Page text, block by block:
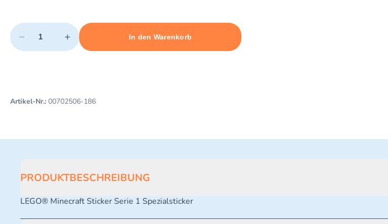
Quantity
− +
Minimum quantity: 1 Maximum quantity: 3
In den Warenkorb
Add 1 item to cart
Artikel-Nr.: 00702506-186
PRODUKTBESCHREIBUNG
LEGO® Minecraft Sticker Serie 1 Spezialsticker